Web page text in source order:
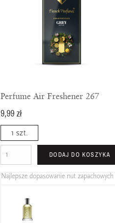
Perfume Air Freshener 267
9,99 zł
1 szt.
DODAJ DO KOSZYKA
Najlepsze dopasowanie nut zapachowych